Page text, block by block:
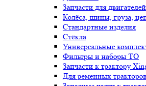
Запчасти для двигателей
Колёса, шины, груза,
Стандартные изделия
Стёкла
Универсальные
Фильтры и наборы ТО
Запчасти к трактору
Для ременных тракторов